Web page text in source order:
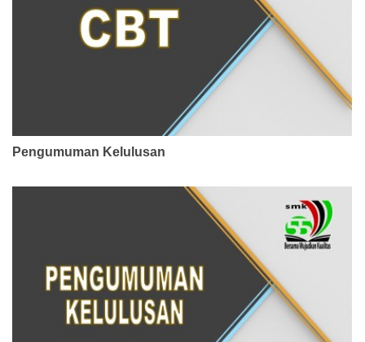
Pengumuman Kelulusan